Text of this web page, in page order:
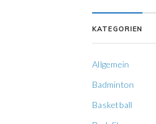
KATEGORIEN
Allgemein
Badminton
Basketball